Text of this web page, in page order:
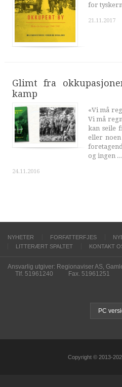
for
21.11.2017
Glimt fra
kamp
«Vi må
Vi må
kan seile
eller
og ingen ...
24.11.2016
NYHETER FORFATTERFJES
LITTERÆRT SPALTET
KONTAKT
Ansvarlig utgiver: Regionaviser AS,
Tlf. 51961240
Fax. 51961251
PC
Copyright © 2013-